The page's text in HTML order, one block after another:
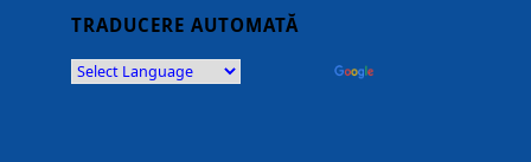
TRADUCERE AUTOMATĂ